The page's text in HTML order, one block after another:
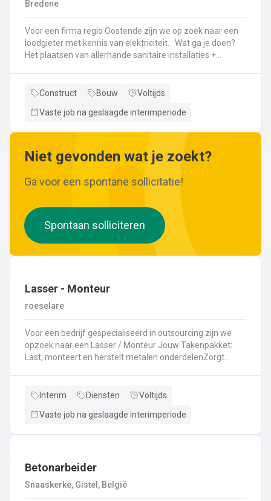
wijzigingen aan leidingen aanbrengen.Werken met
Bredene
Voor een firma regio Oostende zijn we op zoek naar een
loodgieter met kennis van elektriciteit. Wat ga je doen?
Het plaatsen van allerhande sanitaire installaties +
sanitaire toestellenBij Klanten herstellingen gaan
Neem gerust de vacature even door! Indien je nog vragen
Construct Bouw
Voltijds
Vaste job na geslaagde interimperiode
Niet gevonden wat je zoekt?
Ga voor een spontane sollicitatie!
Spontaan solliciteren
Lasser - Monteur
roeselare
Voor een bedrijf gespecialiseerd in outsourcing zijn we
opzoek naar een Lasser / Monteur Jouw Takenpakket:
Last, monteert en herstelt metalen onderdelenZorgt
gemakBepaalt en past de juiste lastechniek toe
kwaliteitsgericht volgens veiligheidsvoorschriftenDraagt
Interim Diensten
Voltijds
Vaste job na geslaagde interimperiode
Betonarbeider
Snaaskerke, Gistel, België